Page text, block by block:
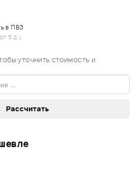
в ПВЗ
5 д.)
уточнить стоимость и